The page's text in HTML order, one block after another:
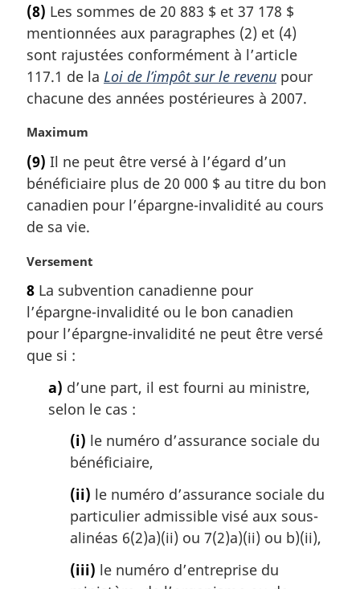
:t
e
m
a
g
n
a
l
e
:
(8) Les sommes de 20 883 $ et 37 178 $
mentionnées aux paragraphes (2) et (4)
sont rajustées conformément à l’article
117.1 de la Loi de l’impôt sur le revenu pour
chacune des années postérieures à 2007.
N
t
e
m
a
g
n
a
e
:
Maximum
(9) Il ne peut être versé à l’égard d’un
bénéficiaire plus de 20 000 $ au titre du bon
canadien pour l’épargne-invalidité au cours
de sa vie.
N
t
e
m
a
Versement
8 La subvention canadienne pour
l’épargne-invalidité ou le bon canadien
pour l’épargne-invalidité ne peut être versé
que si :
a) d’une part, il est fourni au ministre,
selon le cas :
(i) le numéro d’assurance sociale du
bénéficiaire,
(ii) le numéro d’assurance sociale du
particulier admissible visé aux sous-
alinéas 6(2)a)(ii) ou 7(2)a)(ii) ou b)(ii),
(iii) le numéro d’entreprise du